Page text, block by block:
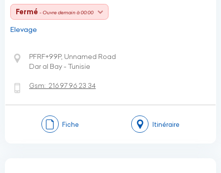
Fermé - Ouvre demain à 00:00
Elevage
PFRF+99P, Unnamed Road
Dar al Bay - Tunisie
Gsm: 216 97 96 23 34
Fiche Itinéraire